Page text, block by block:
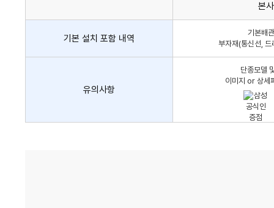
어
컨
치
본
기본 설치 포함 내역
기본배
부자재(통신선, 드
유의사항
단종모델
이미지 or 상세